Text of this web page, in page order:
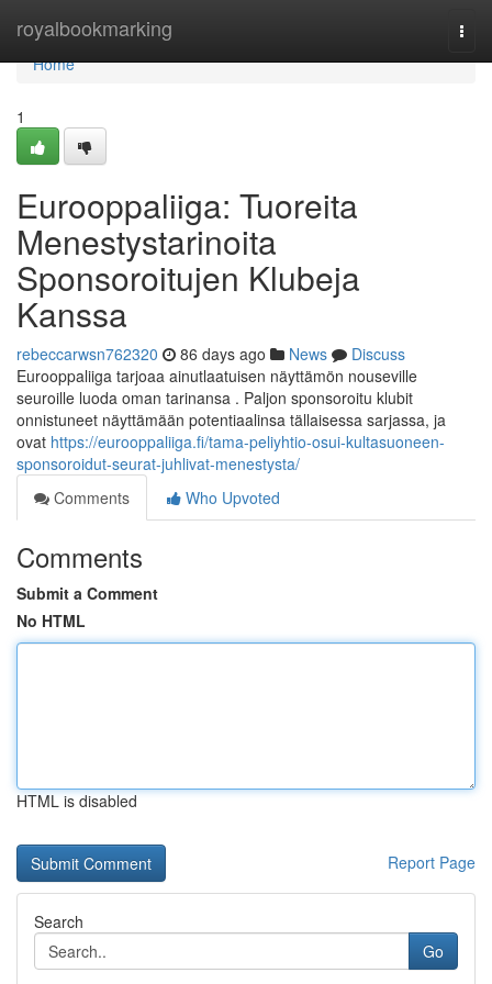
royalbookmarking
Home
Home
1
Eurooppaliiga: Tuoreita
Menestystarinoita
Sponsoroitujen Klubeja
Kanssa
rebeccarwsn762320 86 days ago News
Discuss
Eurooppaliiga tarjoaa ainutlaatuisen näyttämön nouseville
seuroille luoda oman tarinansa . Paljon sponsoroitu klubit
onnistuneet näyttämään potentiaalinsa tällaisessa sarjassa, ja
ovat https://eurooppaliiga.fi/tama-peliyhtio-osui-kultasuoneen-
sponsoroidut-seurat-juhlivat-menestysta/
Comments
Who Upvoted
Comments
Submit a Comment
No HTML
HTML is disabled
Report Page
Search
Go